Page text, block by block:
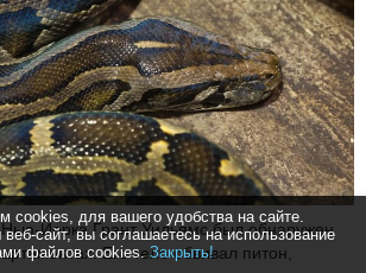
cookies, для вашего удобства на сайте.
сайт, вы соглашаетесь на использование
файлов cookies.Закрыть!
Нью-Йорка Грант Уильямс был обнаружен
Его тело обвивал питон,